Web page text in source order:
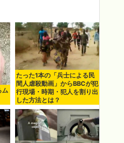
ム
たった1本の「兵士による民
間人虐殺動画」からBBCが犯
行現場・時期・犯人を割り出
した方法とは？